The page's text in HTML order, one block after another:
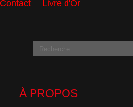
Contact
Livre d'Or
À PROPOS